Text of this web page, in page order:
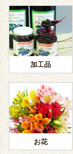
加工品
お花